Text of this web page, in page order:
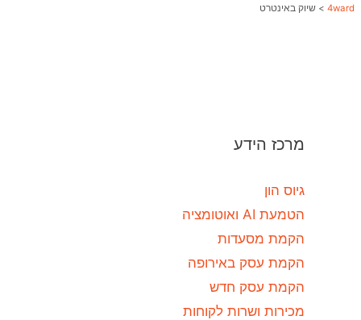
4ward
> שיוק באינטרט
מרכז הידע
גיוס הון
הטמעת AI ואוטומציה
הקמת מסעדות
הקמת עסק באירופה
הקמת עסק חדש
מכירות ושרות לקוחות